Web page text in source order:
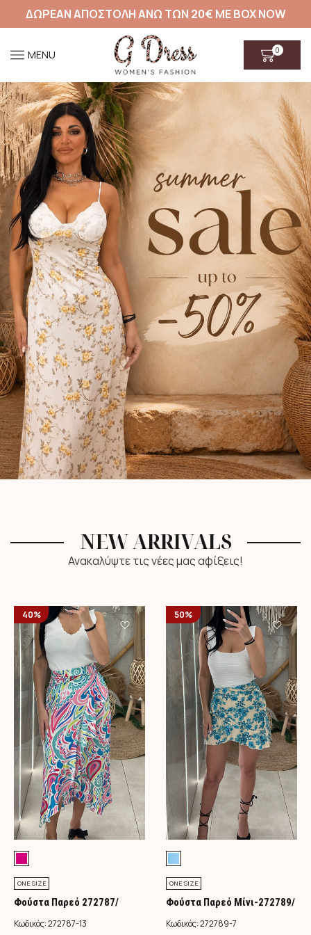
ΔΩΡΕΑΝ ΑΠΟΣΤΟΛΗ ΑΝΩ ΤΩΝ 20€ ΜΕ BOX NOW
MENU 0
NEW ARRIVALS
Ανακαλύψτε τις νέες μας αφίξεις!
40%
ONE SIZE
Φούστα Παρεό 272787/
Φούξια
Κωδικός:272787-13
50%
ONE SIZE
Φούστα Παρεό Μίνι-272789/
Τιρκουάζ
Κωδικός:272789-7